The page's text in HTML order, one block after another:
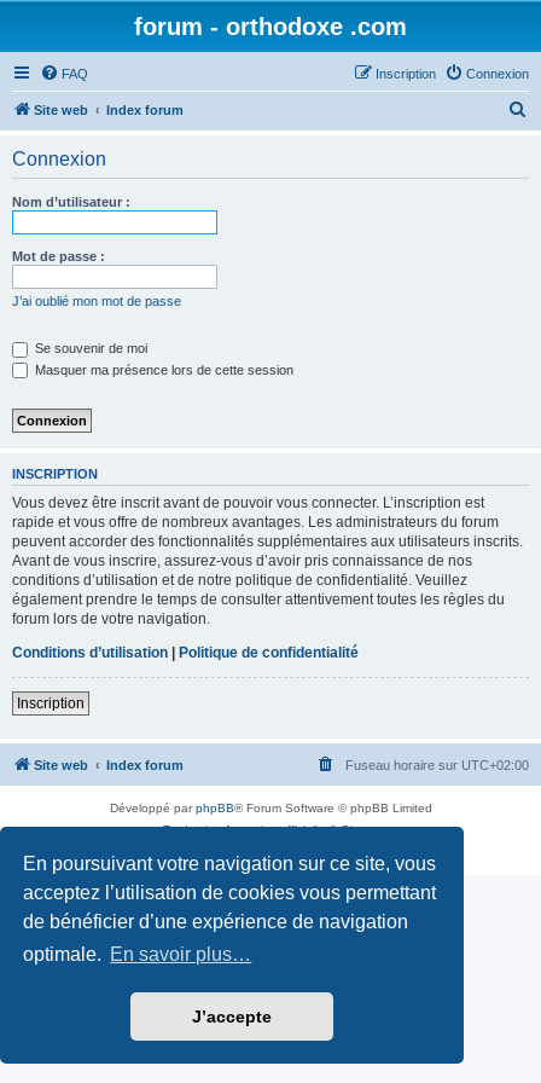
En poursuivant votre navigation sur ce site, vous
acceptez l’utilisation de cookies vous permettant
de bénéficier d’une expérience de navigation
optimale. En savoir plus…
J’accepte
forum - orthodoxe .com
FAQ Connexion
Inscription
Site web Index forum
Connexion
Nom d’utilisateur :
Mot de passe :
J’ai oublié mon mot de passe
Se souvenir de moi
Masquer ma présence lors de cette session
INSCRIPTION
Vous devez être inscrit avant de pouvoir vous connecter. L’inscription est
rapide et vous offre de nombreux avantages. Les administrateurs du forum
peuvent accorder des fonctionnalités supplémentaires aux utilisateurs inscrits.
Avant de vous inscrire, assurez-vous d’avoir pris connaissance de nos
conditions d’utilisation et de notre politique de confidentialité. Veuillez
également prendre le temps de consulter attentivement toutes les règles du
forum lors de votre navigation.
Conditions d’utilisation | Politique de confidentialité
Inscription
Site web Index forum Fuseau horaire sur UTC+02:00
Développé parphpBB® Forum Software © phpBB Limited
Traduction française officielle©Qiaeru